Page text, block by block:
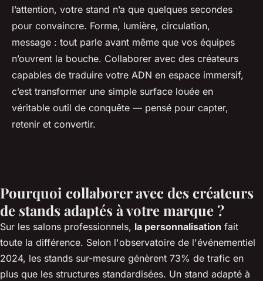
l’attention, votre stand n’a que quelques secondes
pour convaincre. Forme, lumière, circulation,
message : tout parle avant même que vos équipes
n’ouvrent la bouche. Collaborer avec des créateurs
capables de traduire votre ADN en espace immersif,
c’est transformer une simple surface louée en
véritable outil de conquête — pensé pour capter,
retenir et convertir.
Pourquoi collaborer avec des créateurs
de stands adaptés à votre marque ?
Sur les salons professionnels, la personnalisation fait
toute la différence. Selon l'observatoire de l'événementiel
2024, les stands sur-mesure génèrent 73% de trafic en
plus que les structures standardisées. Un stand adapté à